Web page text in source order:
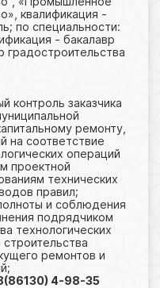
квалификация -
по специальности:
- бакалавр
градостроительства
контроль заказчика
ремонту,
на соответствие
операций
проектной
технических
правил;
и соблюдения
подрядчиком
технологических
ремонтов и
4-98-35